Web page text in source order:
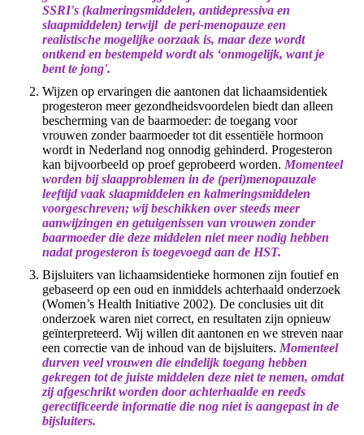
SSRI's (kalmeringsmiddelen, antidepressiva en
slaapmiddelen) terwijl de peri-menopauze een
realistische mogelijke oorzaak is, maar deze wordt
ontkend en bestempeld wordt als ‘onmogelijk, want je
bent te jong'.
Wijzen op ervaringen die aantonen dat lichaamsidentiek
progesteron meer gezondheidsvoordelen biedt dan alleen
bescherming van de baarmoeder: de toegang voor
vrouwen zonder baarmoeder tot dit essentiële hormoon
wordt in Nederland nog onnodig gehinderd. Progesteron
kan bijvoorbeeld op proef geprobeerd worden. Momenteel
worden bij slaapproblemen in de (peri)menopauzale
leeftijd vaak slaapmiddelen en kalmeringsmiddelen
voorgeschreven; wij beschikken over steeds meer
aanwijzingen en getuigenissen van vrouwen zonder
baarmoeder die deze middelen niet meer nodig hebben
nadat progesteron is toegevoegd aan de HST.
Bijsluiters van lichaamsidentieke hormonen zijn foutief en
gebaseerd op een oud en inmiddels achterhaald onderzoek
(Women’s Health Initiative 2002). De conclusies uit dit
onderzoek waren niet correct, en resultaten zijn opnieuw
geïnterpreteerd. Wij willen dit aantonen en we streven naar
een correctie van de inhoud van de bijsluiters. Momenteel
durven veel vrouwen die eindelijk toegang hebben
gekregen tot de juiste middelen deze niet te nemen, omdat
zij afgeschrikt worden door achterhaalde en reeds
gerectificeerde informatie die nog niet is aangepast in de
bijsluiters.